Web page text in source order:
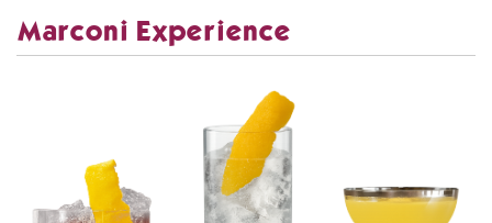
Marconi Experience